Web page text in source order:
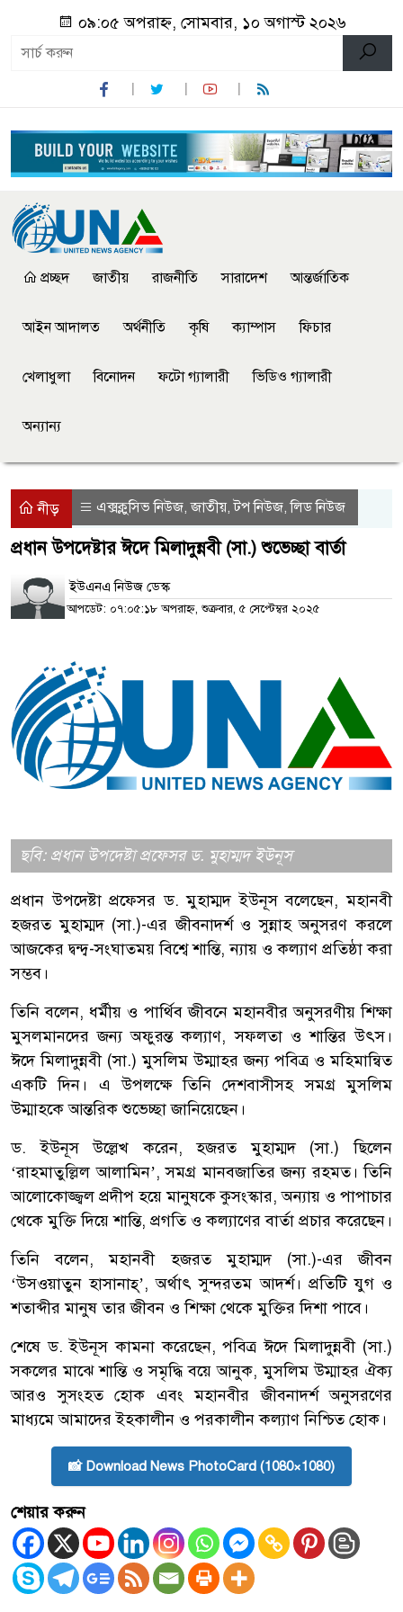
০৯:০৫ অপরাহ্ন, সোমবার, ১০ অগাস্ট ২০২৬
প্রচ্ছদ জাতীয় রাজনীতি সারাদেশ আন্তর্জাতিক
আইন আদালত অর্থনীতি কৃষি ক্যাম্পাস ফিচার
খেলাধুলা বিনোদন ফটো গ্যালারী ভিডিও গ্যালারী
অন্যান্য
নীড় এক্সক্লুসিভ নিউজ,জাতীয়,টপ নিউজ,লিড নিউজ
প্রধান উপদেষ্টার ঈদে মিলাদুন্নবী (সা.) শুভেচ্ছা বার্তা
ইউএনএ নিউজ ডেস্ক
আপডেট: ০৭:০৫:১৮ অপরাহ্ন, শুক্রবার, ৫ সেপ্টেম্বর ২০২৫
ছবি: প্রধান উপদেষ্টা প্রফেসর ড. মুহাম্মদ ইউনূস
প্রধান উপদেষ্টা প্রফেসর ড. মুহাম্মদ ইউনূস বলেছেন, মহানবী
হজরত মুহাম্মদ (সা.)-এর জীবনাদর্শ ও সুন্নাহ অনুসরণ করলে
আজকের দ্বন্দ্ব-সংঘাতময় বিশ্বে শান্তি, ন্যায় ও কল্যাণ প্রতিষ্ঠা করা
সম্ভব।
তিনি বলেন, ধর্মীয় ও পার্থিব জীবনে মহানবীর অনুসরণীয় শিক্ষা
মুসলমানদের জন্য অফুরন্ত কল্যাণ, সফলতা ও শান্তির উৎস।
ঈদে মিলাদুন্নবী (সা.) মুসলিম উম্মাহর জন্য পবিত্র ও মহিমান্বিত
একটি দিন। এ উপলক্ষে তিনি দেশবাসীসহ সমগ্র মুসলিম
উম্মাহকে আন্তরিক শুভেচ্ছা জানিয়েছেন।
ড. ইউনূস উল্লেখ করেন, হজরত মুহাম্মদ (সা.) ছিলেন
‘রাহমাতুল্লিল আলামিন’, সমগ্র মানবজাতির জন্য রহমত। তিনি
আলোকোজ্জ্বল প্রদীপ হয়ে মানুষকে কুসংস্কার, অন্যায় ও পাপাচার
থেকে মুক্তি দিয়ে শান্তি, প্রগতি ও কল্যাণের বার্তা প্রচার করেছেন।
তিনি বলেন, মহানবী হজরত মুহাম্মদ (সা.)-এর জীবন
‘উসওয়াতুন হাসানাহ্’, অর্থাৎ সুন্দরতম আদর্শ। প্রতিটি যুগ ও
শতাব্দীর মানুষ তার জীবন ও শিক্ষা থেকে মুক্তির দিশা পাবে।
শেষে ড. ইউনূস কামনা করেছেন, পবিত্র ঈদে মিলাদুন্নবী (সা.)
সকলের মাঝে শান্তি ও সমৃদ্ধি বয়ে আনুক, মুসলিম উম্মাহর ঐক্য
আরও সুসংহত হোক এবং মহানবীর জীবনাদর্শ অনুসরণের
মাধ্যমে আমাদের ইহকালীন ও পরকালীন কল্যাণ নিশ্চিত হোক।
📸 Download News PhotoCard (1080×1080)
শেয়ার করুন